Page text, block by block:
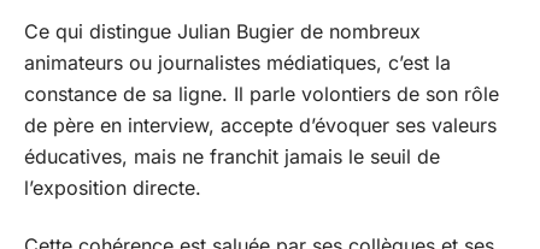
Ce qui distingue Julian Bugier de nombreux
animateurs ou journalistes médiatiques, c’est la
constance de sa ligne. Il parle volontiers de son rôle
de père en interview, accepte d’évoquer ses valeurs
éducatives, mais ne franchit jamais le seuil de
l’exposition directe.